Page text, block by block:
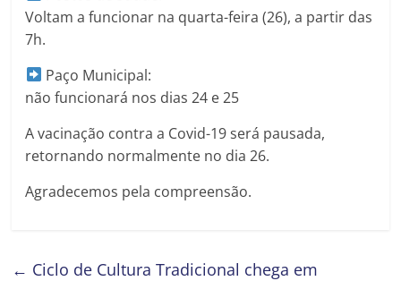
Voltam a funcionar na quarta-feira (26), a partir das
7h.
Paço Municipal:
não funcionará nos dias 24 e 25
A vacinação contra a Covid-19 será pausada,
retornando normalmente no dia 26.
Agradecemos pela compreensão.
← Ciclo de Cultura Tradicional chega em